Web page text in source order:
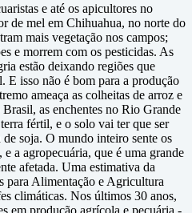
e até os apicultores no
de mel em Chihuahua, no norte do
mais vegetação nos campos;
e morrem com os pesticidas. As
estão deixando regiões que
E isso não é bom para a produção
ameaça as colheitas de arroz e
as enchentes no Rio Grande
fértil, e o solo vai ter que ser
soja. O mundo inteiro sente os
a agropecuária, que é uma grande
afetada. Uma estimativa da
para Alimentação e Agricultura
climáticas. Nos últimos 30 anos,
em produção agrícola e pecuária -